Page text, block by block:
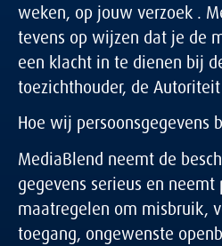
weken, op jouw verzoek .
tevens op wijzen dat je de
een klacht in te dienen bij
toezichthouder, de
Hoe wij persoonsgegevens
MediaBlend neemt de
gegevens serieus en neemt
maatregelen om misbruik,
toegang, ongewenste